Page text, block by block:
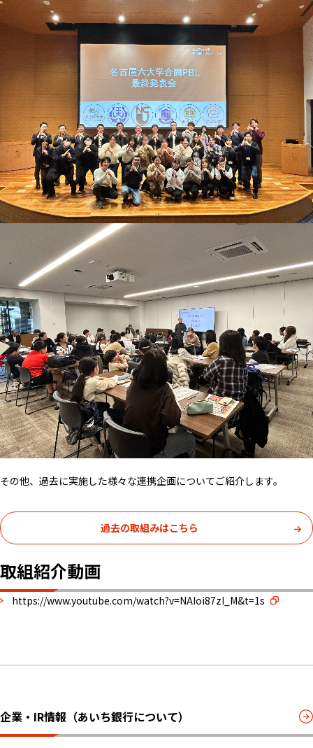
その他、過去に実施した様々な連携企画についてご紹介します。
過去の取組みはこちら
取組紹介動画
https://www.youtube.com/watch?v=NAIoi87zI_M&t=1s
企業・IR情報（あいち銀行について）